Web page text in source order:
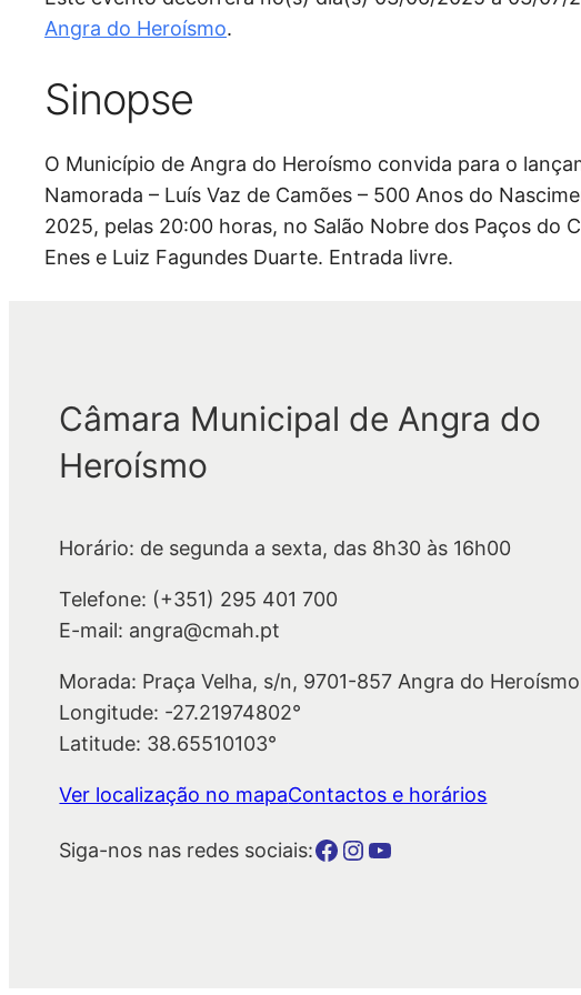
Angra do Heroísmo.
Sinopse
O Município de Angra do Heroísmo convida para o
Namorada – Luís Vaz de Camões – 500 Anos do
2025, pelas 20:00 horas, no Salão Nobre dos Paços do
Enes e Luiz Fagundes Duarte. Entrada livre.
Câmara Municipal de Angra do
Heroísmo
Horário: de segunda a sexta, das 8h30 às 16h00
Telefone: (+351) 295 401 700
E-mail: angra@cmah.pt
Morada: Praça Velha, s/n, 9701-857 Angra do Heroísmo
Longitude: -27.21974802°
Latitude: 38.65510103°
Ver localização no mapaContactos e horários
Siga-nos nas redes sociais:Botão para a página da autarquia no Facebook Botão para a página da autarquia no InstagramBotão para a página da autarquia no Youtube